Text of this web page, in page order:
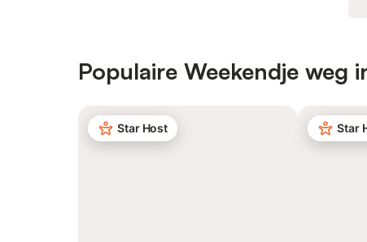
Populaire Weekendje weg
Star Host Star